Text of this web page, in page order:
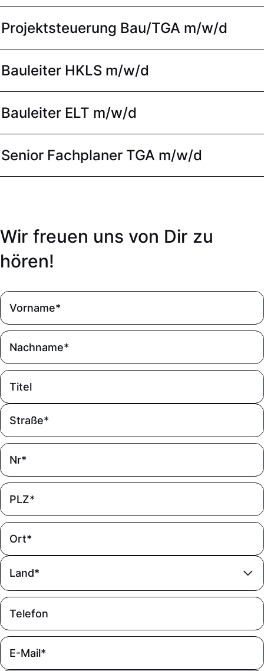
Projektsteuerung Bau/TGA m/w/d
Bauleiter HKLS m/w/d
Bauleiter ELT m/w/d
Senior Fachplaner TGA m/w/d
Wir freuen uns von Dir zu
hören!
Land*